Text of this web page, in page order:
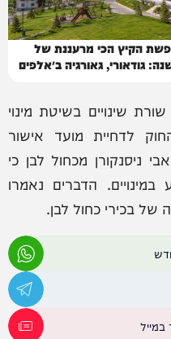
הקיץ הכי מרעננת של
גודאורי, גאורגיה ב״אלפים
שינויים בשיטת מינוי
לדחיית מועד אישור
מכחול לבן כי
הדברים נאמרו
של בכירי כחול לבן.